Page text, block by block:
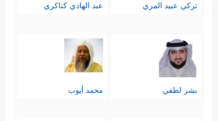
تركي عبيد المري عبد الهادي كناكري
بشر لطفي محمد أيوب